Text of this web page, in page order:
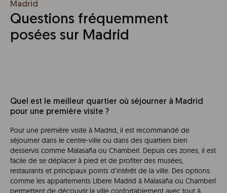
Madrid
Questions fréquemment
posées sur Madrid
Quel est le meilleur quartier où séjourner à Madrid
pour une première visite ?
Pour une première visite à Madrid, il est recommandé de
séjourner dans le centre-ville ou dans des quartiers bien
desservis comme Malasaña ou Chamberí. Depuis ces zones, il est
facile de se déplacer à pied et de profiter des musées,
restaurants et principaux points d’intérêt de la ville. Des options
comme les appartements Líbere Madrid à Malasaña ou Chamberí
permettent de découvrir la ville confortablement avec tout à